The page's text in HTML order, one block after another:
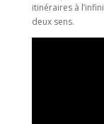
itinéraires à
deux sens.